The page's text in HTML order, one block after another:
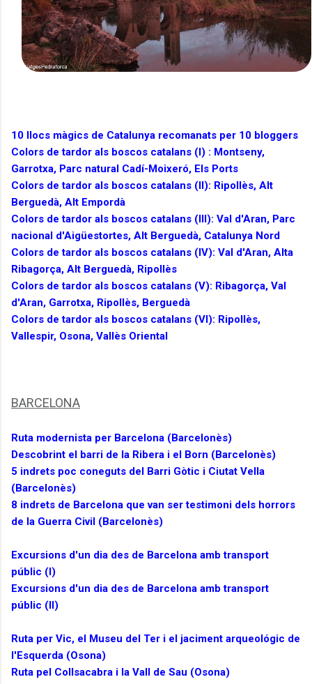
10 llocs màgics de Catalunya recomanats per 10 bloggers
Colors de tardor als boscos catalans (I) : Montseny,
Garrotxa, Parc natural Cadí-Moixeró, Els Ports
Colors de tardor als boscos catalans (II): Ripollès, Alt
Berguedà, Alt Empordà
Colors de tardor als boscos catalans (III): Val d'Aran, Parc
nacional d'Aigüestortes, Alt Berguedà, Catalunya Nord
Colors de tardor als boscos catalans (IV): Val d'Aran, Alta
Ribagorça, Alt Berguedà, Ripollès
Colors de tardor als boscos catalans (V): Ribagorça, Val
d'Aran, Garrotxa, Ripollès, Berguedà
Colors de tardor als boscos catalans (VI): Ripollès,
Vallespir, Osona, Vallès Oriental
BARCELONA
Ruta modernista per Barcelona (Barcelonès)
Descobrint el barri de la Ribera i el Born (Barcelonès)
5 indrets poc coneguts del Barri Gòtic i Ciutat Vella
(Barcelonès)
8 indrets de Barcelona que van ser testimoni dels horrors
de la Guerra Civil (Barcelonès)
Excursions d'un dia des de Barcelona amb transport
públic (I)
Excursions d'un dia des de Barcelona amb transport
públic (II)
Ruta per Vic, el Museu del Ter i el jaciment arqueológic de
l'Esquerda (Osona)
Ruta pel Collsacabra i la Vall de Sau (Osona)